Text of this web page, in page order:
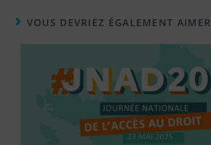
VOUS DEVRIEZ ÉGALEMENT AIMER